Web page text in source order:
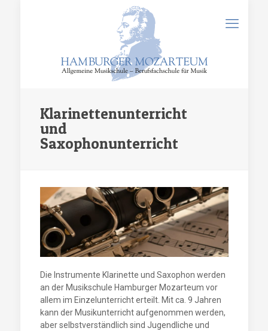
Klarinettenunterricht
und
Saxophonunterricht
Die Instrumente Klarinette und Saxophon werden
an der Musikschule Hamburger Mozarteum vor
allem im Einzelunterricht erteilt. Mit ca. 9 Jahren
kann der Musikunterricht aufgenommen werden,
aber selbstverständlich sind Jugendliche und